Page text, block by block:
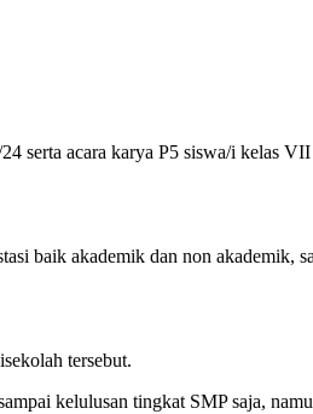
serta acara karya P5 siswa/i kelas
baik akademik dan non akademik,
tersebut.
kelulusan tingkat SMP saja,